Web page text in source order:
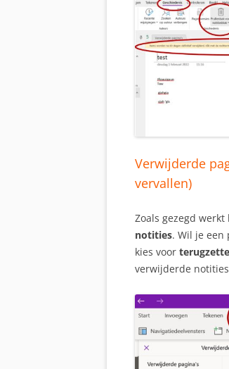
Verwijderde
vervallen)
Zoals gezegd
notities. Wil je
kies voor
verwijderde